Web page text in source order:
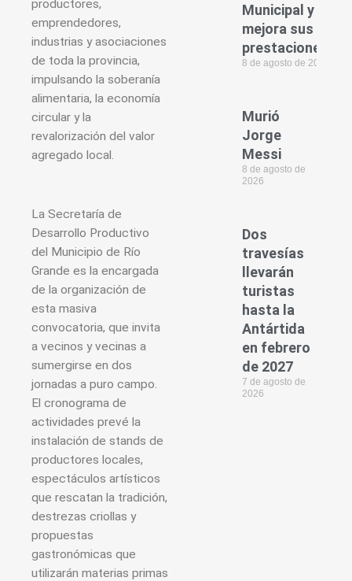
productores,
emprendedores,
industrias y asociaciones
de toda la provincia,
impulsando la soberanía
alimentaria, la economía
circular y la
revalorización del valor
agregado local.
La Secretaría de
Desarrollo Productivo
del Municipio de Río
Grande es la encargada
de la organización de
esta masiva
convocatoria, que invita
a vecinos y vecinas a
sumergirse en dos
jornadas a puro campo.
El cronograma de
actividades prevé la
instalación de stands de
productores locales,
espectáculos artísticos
que rescatan la tradición,
destrezas criollas y
propuestas
gastronómicas que
utilizarán materias primas
Municipal y
mejora sus
prestaciones
8 de agosto de 2026
Murió
Jorge
Messi
8 de agosto de
2026
Dos
travesías
llevarán
turistas
hasta la
Antártida
en febrero
de 2027
7 de agosto de
2026